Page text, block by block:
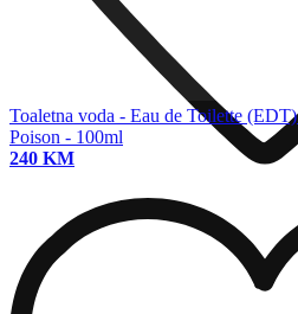
Toaletna voda - Eau de Toilette (EDT)
Poison - 100ml
240 KM